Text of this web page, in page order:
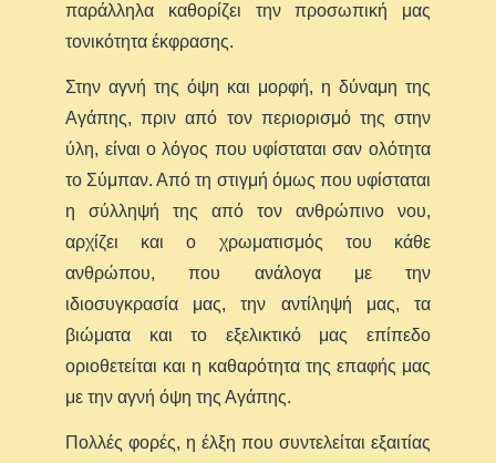
παράλληλα καθορίζει την προσωπική μας
τονικότητα έκφρασης.
Στην αγνή της όψη και μορφή, η δύναμη της
Αγάπης, πριν από τον περιορισμό της στην
ύλη, είναι ο λόγος που υφίσταται σαν ολότητα
το Σύμπαν. Από τη στιγμή όμως που υφίσταται
η σύλληψή της από τον ανθρώπινο νου,
αρχίζει και ο χρωματισμός του κάθε
ανθρώπου, που ανάλογα με την
ιδιοσυγκρασία μας, την αντίληψή μας, τα
βιώματα και το εξελικτικό μας επίπεδο
οριοθετείται και η καθαρότητα της επαφής μας
με την αγνή όψη της Αγάπης.
Πολλές φορές, η έλξη που συντελείται εξαιτίας